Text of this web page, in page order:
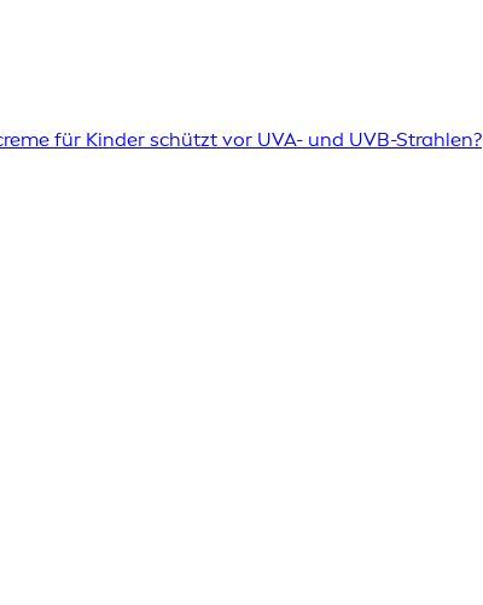
für Kinder schützt vor UVA- und UVB-Strahlen?